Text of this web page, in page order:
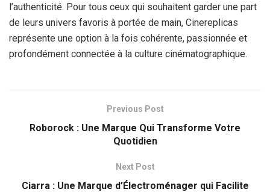
l’authenticité. Pour tous ceux qui souhaitent garder une part
de leurs univers favoris à portée de main, Cinereplicas
représente une option à la fois cohérente, passionnée et
profondément connectée à la culture cinématographique.
Previous Post
Roborock : Une Marque Qui Transforme Votre
Quotidien
Next Post
Ciarra : Une Marque d’Électroménager qui Facilite